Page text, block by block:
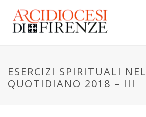
ESERCIZI SPIRITUALI NEL
QUOTIDIANO 2018 – III